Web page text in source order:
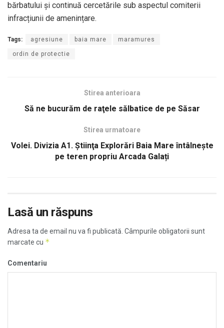
bărbatului și continuă cercetările sub aspectul comiterii
infracțiunii de amenințare.
Tags: agresiune baia mare maramures
ordin de protectie
Stirea anterioara
Să ne bucurăm de raţele sălbatice de pe Săsar
Stirea urmatoare
Volei. Divizia A1. Ştiinţa Explorări Baia Mare întâlneşte
pe teren propriu Arcada Galați
Lasă un răspuns
Adresa ta de email nu va fi publicată. Câmpurile obligatorii sunt
marcate cu *
Comentariu